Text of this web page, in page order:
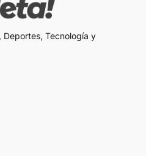
Deportes, Tecnología y